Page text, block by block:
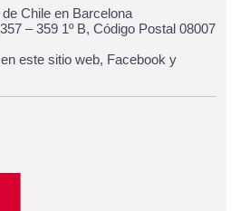
Chile en Barcelona
– 359 1º B, Código Postal 08007
en este sitio web, Facebook y